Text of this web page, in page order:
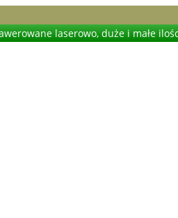
laserowo, duże i małe